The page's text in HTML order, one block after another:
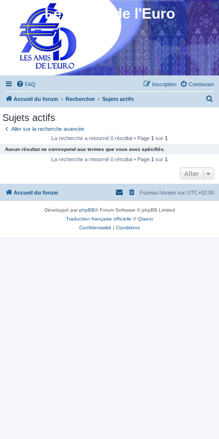
Les Amis de l'Euro
FAQ Connexion
Inscription
Accueil du forum Rechercher Sujets actifs
c
e
Sujets actifs
Aller sur la recherche avancée
La recherche a retourné 0 résultat • Page 1 sur 1
Aucun résultat ne correspond aux termes que vous avez spécifiés.
La recherche a retourné 0 résultat • Page 1 sur 1
Aller
Accueil du forum Fuseau horaire sur UTC+02:00
Développé parphpBB® Forum Software © phpBB Limited
Traduction française officielle ©Qiaeru
Confidentialité | Conditions